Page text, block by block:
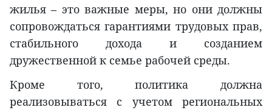
жилья – это важные меры, но они должны
сопровождаться гарантиями трудовых прав,
стабильного дохода и созданием
дружественной к семье рабочей среды.
Кроме того, политика должна
реализовываться с учетом региональных